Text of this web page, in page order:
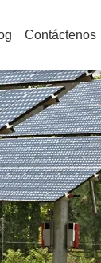
Contáctenos